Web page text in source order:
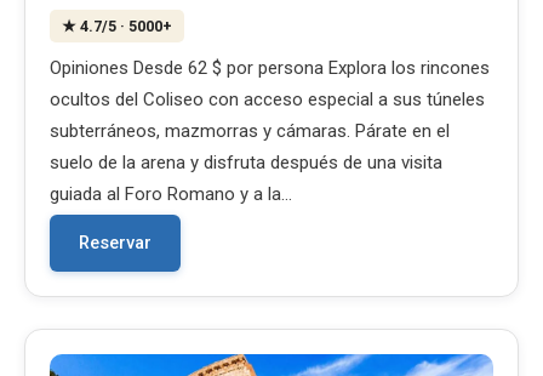
★ 4.7/5 · 5000+
Opiniones Desde 62 $ por persona Explora los rincones
ocultos del Coliseo con acceso especial a sus túneles
subterráneos, mazmorras y cámaras. Párate en el
suelo de la arena y disfruta después de una visita
guiada al Foro Romano y a la…
Reservar